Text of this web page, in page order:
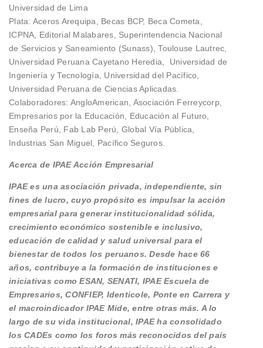
Universidad de Lima
Plata: Aceros Arequipa, Becas BCP, Beca Cometa,
ICPNA, Editorial Malabares, Superintendencia Nacional
de Servicios y Saneamiento (Sunass), Toulouse Lautrec,
Universidad Peruana Cayetano Heredia, Universidad de
Ingeniería y Tecnología, Universidad del Pacífico,
Universidad Peruana de Ciencias Aplicadas.
Colaboradores: AngloAmerican, Asociación Ferreycorp,
Empresarios por la Educación, Educación al Futuro,
Enseña Perú, Fab Lab Perú, Global Vía Pública,
Industrias San Miguel, Pacífico Seguros.
Acerca de IPAE Acción Empresarial
IPAE es una asociación privada, independiente, sin
fines de lucro, cuyo propósito es impulsar la acción
empresarial para generar institucionalidad sólida,
crecimiento económico sostenible e inclusivo,
educación de calidad y salud universal para el
bienestar de todos los peruanos. Desde hace 66
años, contribuye a la formación de instituciones e
iniciativas como ESAN, SENATI, IPAE Escuela de
Empresarios, CONFIEP, Identicole, Ponte en Carrera y
el macroindicador IPAE Mide, entre otras más. A lo
largo de su vida institucional, IPAE ha consolidado
los CADEs como los foros más reconocidos del país